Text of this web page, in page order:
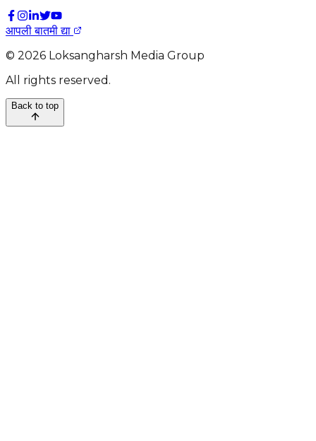
आपली बातमी द्या
© 2026 Loksangharsh Media Group
All rights reserved.
Back to top